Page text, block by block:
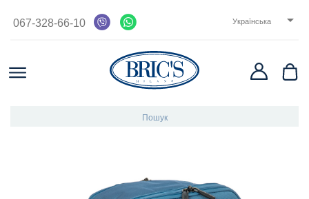
067-328-66-10 Українська 